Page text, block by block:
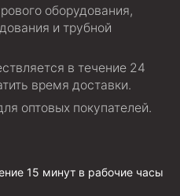
оборудования,
и трубной
в течение 24
время доставки.
оптовых покупателей.
15 минут в рабочие часы